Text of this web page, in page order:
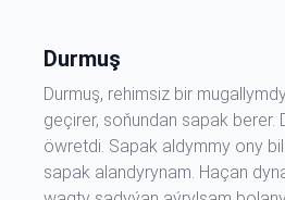
Durmuş
Durmuş, rehimsiz bir
geçirer, soňundan sapak berer.
öwretdi. Sapak aldymmy ony
sapak alandyrynam. Haçan